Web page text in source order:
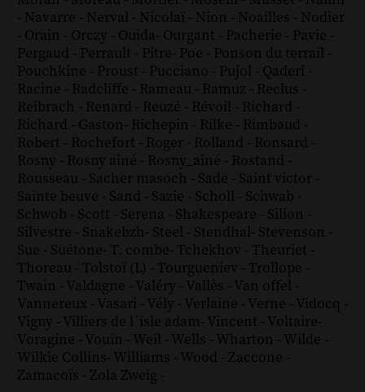
- Navarre - Nerval - Nicolaï - Nion - Noailles - Nodier
- Orain - Orczy - Ouida- Ourgant - Pacherie - Pavie -
Pergaud - Perrault - Pitre- Poe - Ponson du terrail -
Pouchkine - Proust - Pucciano - Pujol - Qaderi -
Racine - Radcliffe - Rameau - Ramuz - Reclus -
Reibrach - Renard - Reuzé - Révoil - Richard -
Richard - Gaston- Richepin - Rilke - Rimbaud -
Robert - Rochefort - Roger - Rolland - Ronsard -
Rosny - Rosny aîné - Rosny_aîné - Rostand -
Rousseau - Sacher masoch - Sade - Saint victor -
Sainte beuve - Sand - Sazie - Scholl - Schwab -
Schwob - Scott - Serena - Shakespeare - Silion -
Silvestre - Snakebzh- Steel - Stendhal- Stevenson -
Sue - Suétone- T. combe- Tchekhov - Theuriet -
Thoreau - Tolstoï (L) - Tourgueniev - Trollope -
Twain - Valdagne - Valéry - Vallès - Van offel -
Vannereux - Vasari - Vély - Verlaine - Verne - Vidocq -
Vigny - Villiers de l´isle adam- Vincent - Voltaire-
Voragine - Vouin - Weil - Wells - Wharton - Wilde -
Wilkie Collins- Williams - Wood - Zaccone -
Zamacoïs - Zola Zweig -